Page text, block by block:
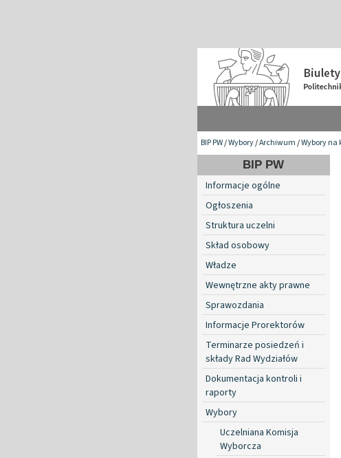
BIP PW/Wybory/Archiwum/Wybory na
BIP PW
Informacje ogólne
Ogłoszenia
Struktura uczelni
Skład osobowy
Władze
Wewnętrzne akty prawne
Sprawozdania
Informacje Prorektorów
Terminarze posiedzeń i
składy Rad Wydziałów
Dokumentacja kontroli i
raporty
Wybory
Uczelniana Komisja
Wyborcza